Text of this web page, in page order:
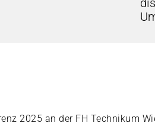
2025 an der FH Technikum